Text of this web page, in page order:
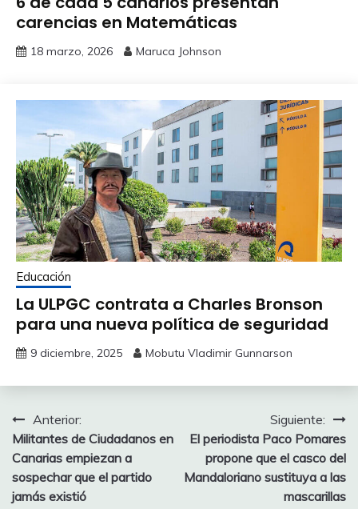
carencias en Matemáticas
18 marzo, 2026 Maruca Johnson
Educación
La ULPGC contrata a Charles Bronson
para una nueva política de seguridad
9 diciembre, 2025 Mobutu Vladimir Gunnarson
Navegación
de
entradas
Anterior:
Militantes de Ciudadanos en
Canarias empiezan a
sospechar que el partido
jamás existió
Siguiente:
El periodista Paco Pomares
propone que el casco del
Mandaloriano sustituya a las
mascarillas